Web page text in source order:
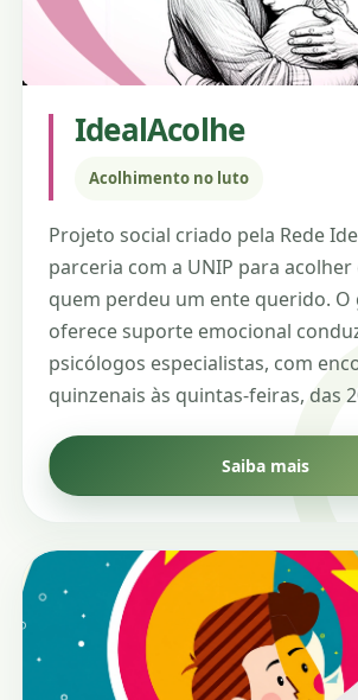
IdealAcolhe
Acolhimento no luto
Projeto social criado pela Rede
parceria com a UNIP para
quem perdeu um ente querido.
oferece suporte emocional
psicólogos especialistas, com
quinzenais às quintas-feiras, das
Saiba mais